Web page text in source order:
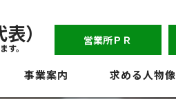
）
。
営業所ＰＲ
事業案内 求める人物像